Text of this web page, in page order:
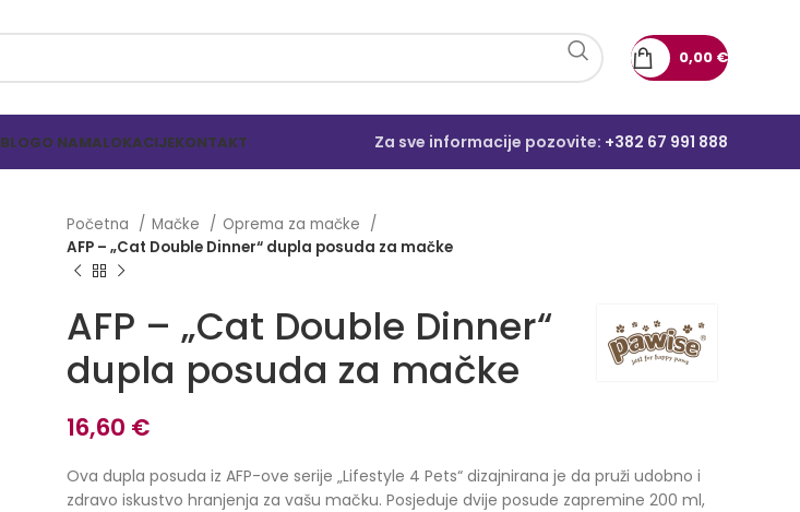
0,00 €
BLOGO NAMALOKACIJEKONTAKT Za sve informacije pozovite: +382 67 991 888
Početna Mačke
Oprema za mačke
AFP – „Cat Double Dinner“ dupla posuda za mačke
AFP – „Cat Double Dinner“
dupla posuda za mačke
16,60 €
Ova dupla posuda iz AFP-ove serije „Lifestyle 4 Pets“ dizajnirana je da pruži udobno i
zdravo iskustvo hranjenja za vašu mačku. Posjeduje dvije posude zapremine 200 ml,